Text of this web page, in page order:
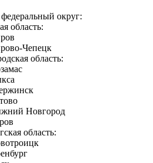
округ:
область:
Чепецк
область:
Новгород
область: